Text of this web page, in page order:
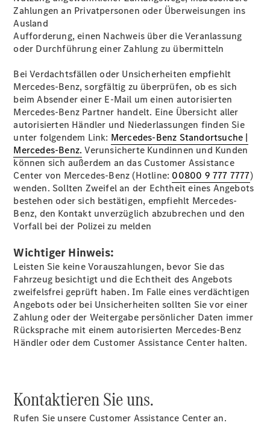
Marco Polo
Limousinen
Der
elektrische
CLA mit EQ-
Technologie
Der neue
CLA
EQE
Limousine -
elektrisch
EQS
Limousine -
C-Klasse
Limousine
C-Klasse
Limousine -
elektrisch
E-Klasse
Limousine
S-Klasse
Mercedes-
Maybach S-
Klasse
Zahlungen an Privatpersonen oder Überweisungen ins
Ausland
Aufforderung, einen Nachweis über die Veranlassung
oder Durchführung einer Zahlung zu übermitteln
Bei Verdachtsfällen oder Unsicherheiten empfiehlt
Mercedes-Benz, sorgfältig zu überprüfen, ob es sich
beim Absender einer E-Mail um einen autorisierten
Mercedes-Benz Partner handelt. Eine Übersicht aller
autorisierten Händler und Niederlassungen finden Sie
unter folgendem Link: Mercedes-Benz Standortsuche |
Mercedes-Benz. Verunsicherte Kundinnen und Kunden
können sich außerdem an das Customer Assistance
Center von Mercedes-Benz (Hotline: 00800 9 777 7777)
wenden. Sollten Zweifel an der Echtheit eines Angebots
bestehen oder sich bestätigen, empfiehlt Mercedes-
Benz, den Kontakt unverzüglich abzubrechen und den
Vorfall bei der Polizei zu melden
Wichtiger Hinweis:
Leisten Sie keine Vorauszahlungen, bevor Sie das
Fahrzeug besichtigt und die Echtheit des Angebots
zweifelsfrei geprüft haben. Im Falle eines verdächtigen
Angebots oder bei Unsicherheiten sollten Sie vor einer
Zahlung oder der Weitergabe persönlicher Daten immer
Rücksprache mit einem autorisierten Mercedes-Benz
Händler oder dem Customer Assistance Center halten.
Kontaktieren Sie uns.
Rufen Sie unsere Customer Assistance Center an.